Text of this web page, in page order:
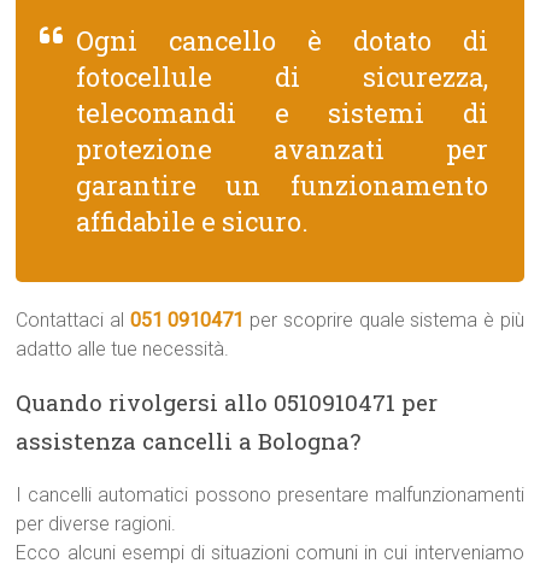
Ogni cancello è dotato di
fotocellule di sicurezza,
telecomandi e sistemi di
protezione avanzati per
garantire un funzionamento
affidabile e sicuro.
Contattaci al 051 0910471 per scoprire quale sistema è più
adatto alle tue necessità.
Quando rivolgersi allo 0510910471 per
assistenza cancelli a Bologna?
I cancelli automatici possono presentare malfunzionamenti
per diverse ragioni.
Ecco alcuni esempi di situazioni comuni in cui interveniamo